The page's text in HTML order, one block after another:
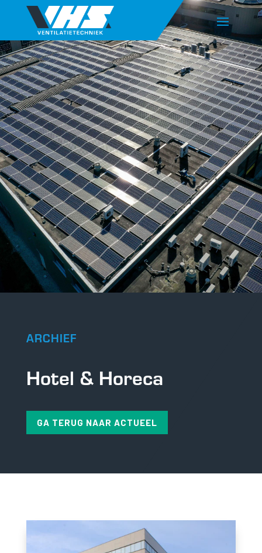
ARCHIEF
Hotel & Horeca
GA TERUG NAAR ACTUEEL